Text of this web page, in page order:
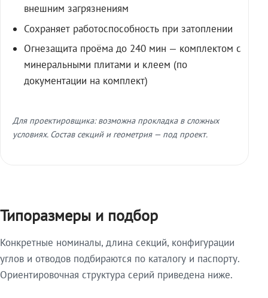
внешним загрязнениям
Сохраняет работоспособность при затоплении
Огнезащита проёма до 240 мин — комплектом с
минеральными плитами и клеем (по
документации на комплект)
Для проектировщика: возможна прокладка в сложных
условиях. Состав секций и геометрия — под проект.
Типоразмеры и подбор
Конкретные номиналы, длина секций, конфигурации
углов и отводов подбираются по каталогу и паспорту.
Ориентировочная структура серий приведена ниже.